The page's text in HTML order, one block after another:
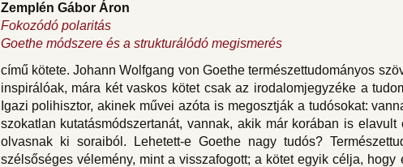
Zemplén Gábor Áron
Fokozódó polaritás
Goethe módszere és a strukturálódó megismerés
című kötete. Johann Wolfgang von Goethe természettudományos
inspirálóak, mára két vaskos kötet csak az irodalomjegyzéke a
Igazi polihisztor, akinek művei azóta is megosztják a tudósokat:
szokatlan kutatásmódszertanát, vannak, akik már korában is
olvasnak ki soraiból. Lehetett-e Goethe nagy tudós?
szélsőséges vélemény, mint a visszafogott; a kötet egyik célja,